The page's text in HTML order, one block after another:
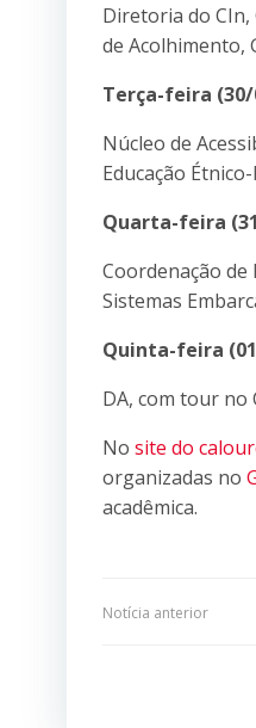
Diretoria do CIn,
de Acolhimento,
Terça-feira (30/
Núcleo de
Educação
Quarta-feira
Coordenação de
Sistemas
Quinta-feira
DA, com tour no
No site do
organizadas no
acadêmica.
Notícia anterior